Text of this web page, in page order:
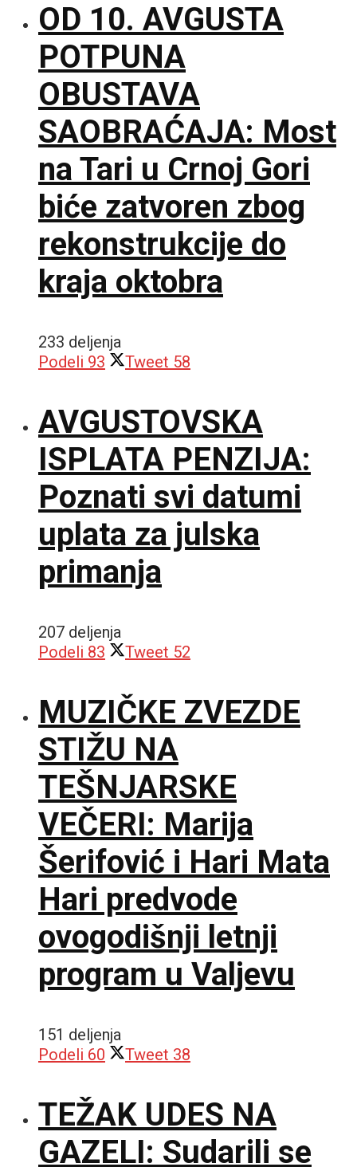
OD 10. AVGUSTA
POTPUNA
OBUSTAVA
SAOBRAĆAJA: Most
na Tari u Crnoj Gori
biće zatvoren zbog
rekonstrukcije do
kraja oktobra
233 deljenja
Podeli 93 Tweet 58
AVGUSTOVSKA
ISPLATA PENZIJA:
Poznati svi datumi
uplata za julska
primanja
207 deljenja
Podeli 83 Tweet 52
MUZIČKE ZVEZDE
STIŽU NA
TEŠNJARSKE
VEČERI: Marija
Šerifović i Hari Mata
Hari predvode
ovogodišnji letnji
program u Valjevu
151 deljenja
Podeli 60 Tweet 38
TEŽAK UDES NA
GAZELI: Sudarili se